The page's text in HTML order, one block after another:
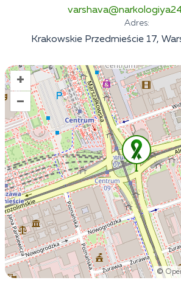
Adres:
Krakowskie Przedmieście 17,
+
–
©